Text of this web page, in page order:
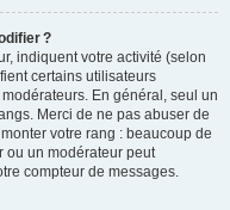
?
indiquent votre activité (selon
certains utilisateurs
En général, seul un
Merci de ne pas abuser de
votre rang : beaucoup de
ou un modérateur peut
compteur de messages.